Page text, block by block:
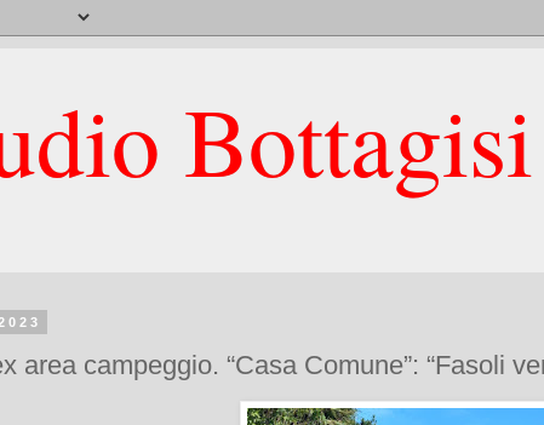
Bottagisi
area campeggio. “Casa Comune”: “Fasoli